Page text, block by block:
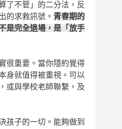
了不管」的二分法，反
的求救訊號。 青春期的
是完全退場，是「放手
很重要。當你隱約覺得
身就值得被重視。可以
或與學校老師聯繫，及
孩子的一切。能夠做到